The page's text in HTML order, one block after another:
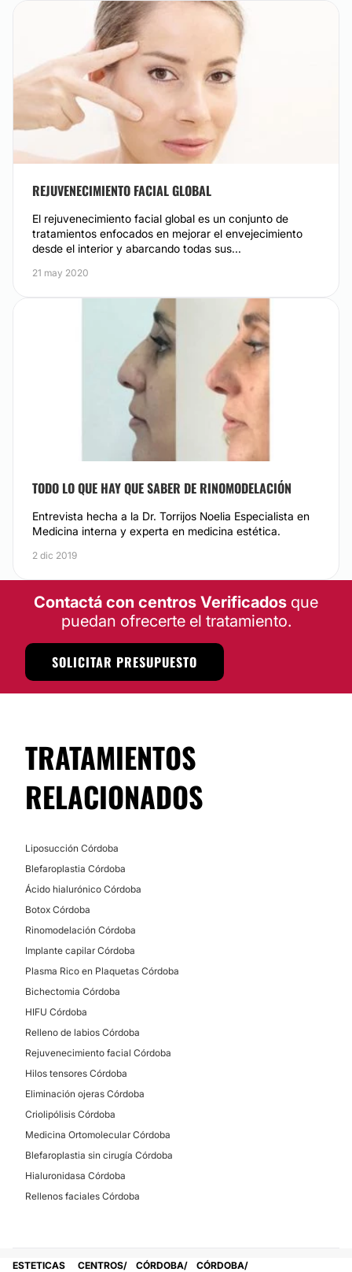
REJUVENECIMIENTO FACIAL GLOBAL
El rejuvenecimiento facial global es un conjunto de
tratamientos enfocados en mejorar el envejecimiento
desde el interior y abarcando todas sus...
21 may 2020
TODO LO QUE HAY QUE SABER DE RINOMODELACIÓN
Entrevista hecha a la Dr. Torrijos Noelia Especialista en
Medicina interna y experta en medicina estética.
2 dic 2019
Contactá con centros Verificados que
puedan ofrecerte el tratamiento.
SOLICITAR PRESUPUESTO
TRATAMIENTOS
RELACIONADOS
Liposucción Córdoba
Blefaroplastia Córdoba
Ácido hialurónico Córdoba
Botox Córdoba
Rinomodelación Córdoba
Implante capilar Córdoba
Plasma Rico en Plaquetas Córdoba
Bichectomia Córdoba
HIFU Córdoba
Relleno de labios Córdoba
Rejuvenecimiento facial Córdoba
Hilos tensores Córdoba
Eliminación ojeras Córdoba
Criolipólisis Córdoba
Medicina Ortomolecular Córdoba
Blefaroplastia sin cirugía Córdoba
Hialuronidasa Córdoba
Rellenos faciales Córdoba
ESTETICAS CENTROS CÓRDOBA
CÓRDOBA